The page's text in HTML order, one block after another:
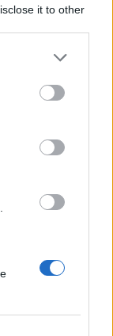
it to other
questo
I messaggi inclusi nei
lettori che
I commenti
in automatico dal